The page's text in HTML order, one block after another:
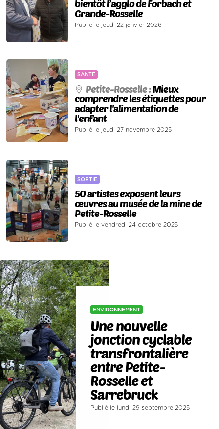
bientôt l’agglo de Forbach et
Grande-Rosselle
Publié le jeudi 22 janvier 2026
SANTÉ
Petite-Rosselle :Mieux
comprendre les étiquettes pour
adapter l'alimentation de
l'enfant
Publié le jeudi 27 novembre 2025
SORTIE
50 artistes exposent leurs
œuvres au musée de la mine de
Petite-Rosselle
Publié le vendredi 24 octobre 2025
ENVIRONNEMENT
Une nouvelle
jonction cyclable
transfrontalière
entre Petite-
Rosselle et
Sarrebruck
Publié le lundi 29 septembre 2025